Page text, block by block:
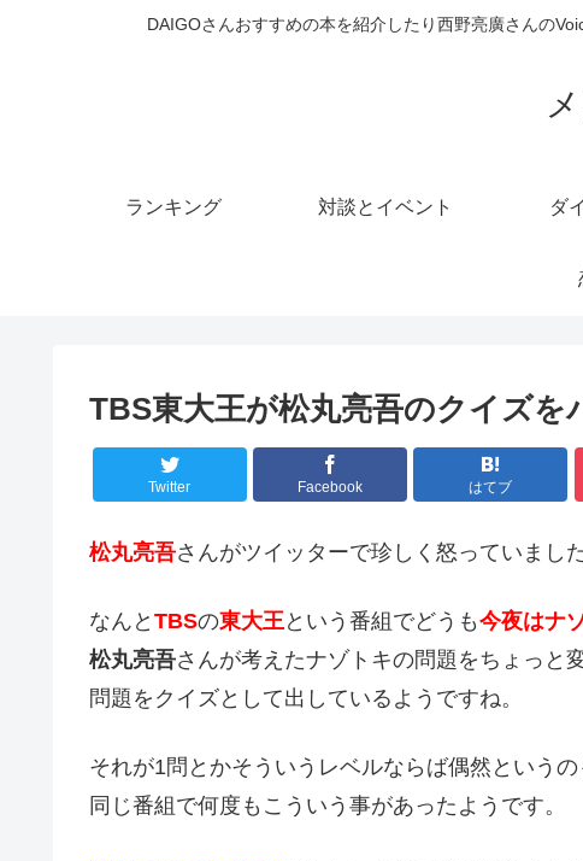
DAIGOさんおすすめの本を紹介したり西野亮廣さんの
ランキング 対談とイベント ダ
TBS東大王が松丸亮吾のクイズを
Twitter Facebook はてブ
松丸亮吾さんがツイッターで珍しく怒っていました
なんと TBSの東大王という番組でどうも今夜はナ
松丸亮吾さんが考えたナゾトキの問題をちょっと
問題をクイズとして出しているようですね。
それが1問とかそういうレベルならば偶然という
同じ番組で何度もこういう事があったようです。